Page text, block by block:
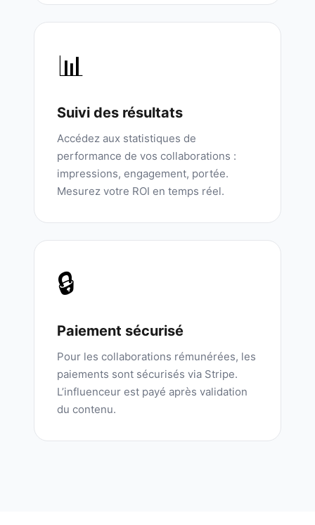
📊
Suivi des résultats
Accédez aux statistiques de
performance de vos collaborations :
impressions, engagement, portée.
Mesurez votre ROI en temps réel.
🔒
Paiement sécurisé
Pour les collaborations rémunérées, les
paiements sont sécurisés via Stripe.
L’influenceur est payé après validation
du contenu.